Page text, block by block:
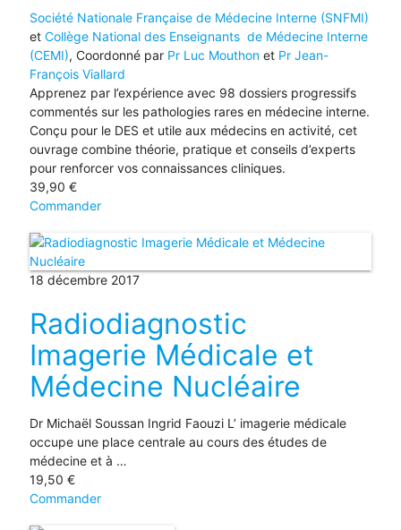
Société Nationale Française de Médecine Interne (SNFMI)
et Collège National des Enseignants de Médecine Interne
(CEMI), Coordonné par Pr Luc Mouthonet Pr Jean-
François Viallard
Apprenez par l’expérience avec 98 dossiers progressifs
commentés sur les pathologies rares en médecine interne.
Conçu pour le DES et utile aux médecins en activité, cet
ouvrage combine théorie, pratique et conseils d’experts
pour renforcer vos connaissances cliniques.
39,90 €
Commander
18 décembre 2017
Radiodiagnostic
Imagerie Médicale et
Médecine Nucléaire
Dr Michaël Soussan Ingrid Faouzi L’ imagerie médicale
occupe une place centrale au cours des études de
médecine et à …
19,50 €
Commander